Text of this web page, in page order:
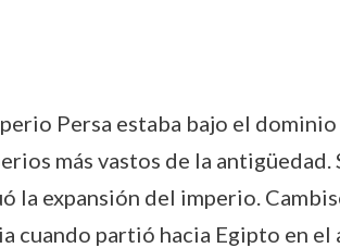
Persa estaba bajo el
más vastos de la antigüedad.
la expansión del imperio.
partió hacia Egipto en el